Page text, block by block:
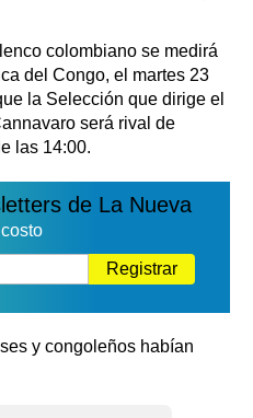
colombiano se medirá
del Congo, el martes 23
la Selección que dirige el
será rival de
las 14:00.
de La Nueva
Registrar
y congoleños habían